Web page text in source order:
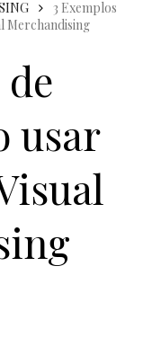
3 Exemplos
Merchandising
usar